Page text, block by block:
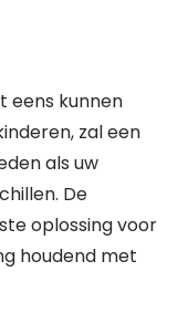
eens kunnen
zal een
als uw
De
oplossing voor
houdend met